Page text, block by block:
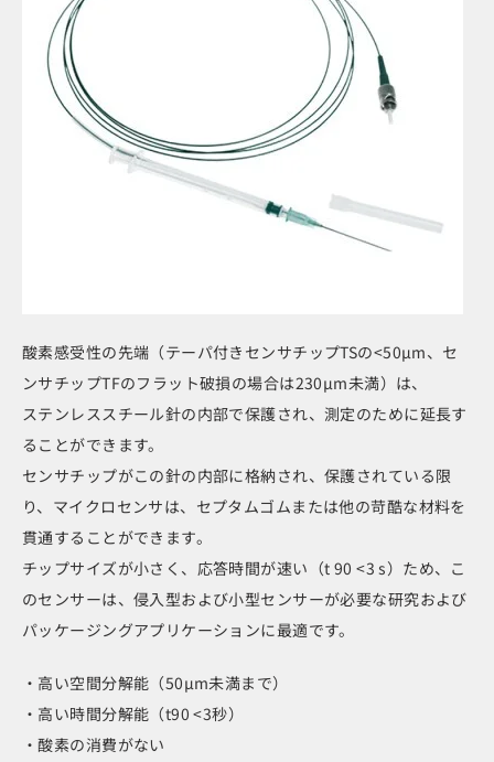
酸素感受性の先端（テーパ付きセンサチップTSの<50μm、セ
ンサチップTFのフラット破損の場合は230μm未満）は、
ステンレススチール針の内部で保護され、測定のために延長す
ることができます。
センサチップがこの針の内部に格納され、保護されている限
り、マイクロセンサは、セプタムゴムまたは他の苛酷な材料を
貫通することができます。
チップサイズが小さく、応答時間が速い（t 90 <3 s）ため、こ
のセンサーは、侵入型および小型センサーが必要な研究および
パッケージングアプリケーションに最適です。
・高い空間分解能（50μm未満まで）
・高い時間分解能（t90 <3秒）
・酸素の消費がない